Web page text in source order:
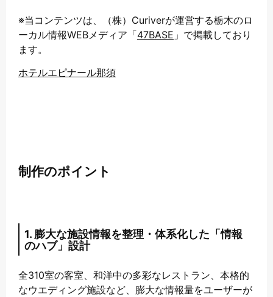
※当コンテンツは、（株）Curiverが運営する栃木のロ
ーカル情報WEBメディア「47BASE 」で掲載しており
ます。
ホテルエピナール那須
制作のポイント
1. 膨大な施設情報を整理・体系化した「情報
のハブ」設計
全310室の客室、和洋中の多彩なレストラン、本格的
なウエディング施設など、膨大な情報量をユーザーが